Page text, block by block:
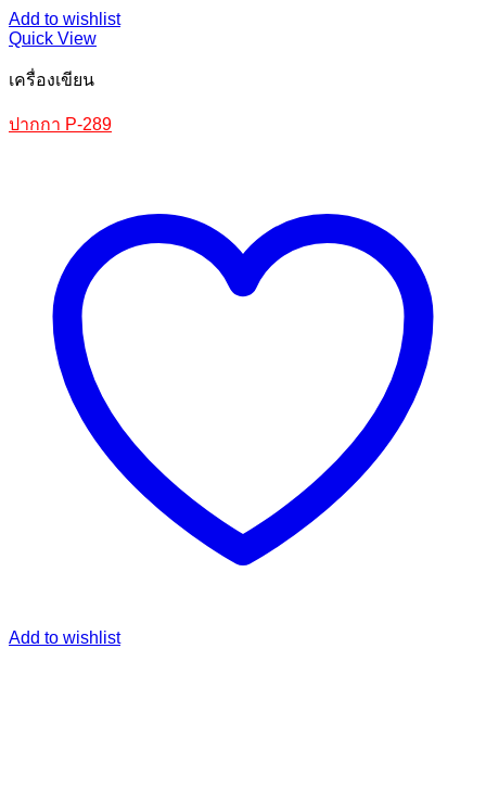
Add to wishlist
Quick View
เครื่องเขียน
ปากกา P-289
Add to wishlist